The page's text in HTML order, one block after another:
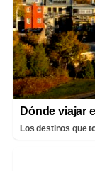
Dónde viajar
Los destinos que